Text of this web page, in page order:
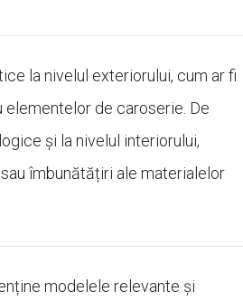
la nivelul exteriorului, cum ar fi
de caroserie. De
și la nivelul interiorului,
îmbunătățiri ale materialelor
modelele relevante și